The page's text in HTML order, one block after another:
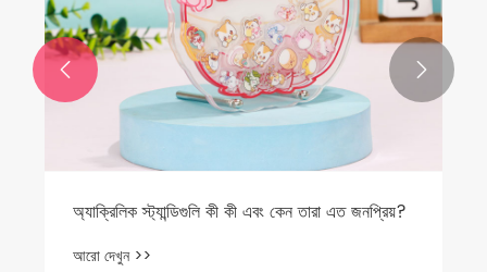
অ্যাক্রিলিক স্ট্যান্ডিগুলি কী কী এবং কেন তারা এত জনপ্রিয়?
আরো দেখুন >>
 